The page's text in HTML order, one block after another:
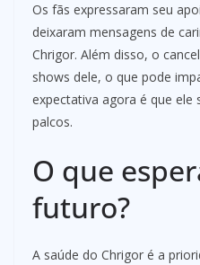
Os fãs expressaram seu
deixaram mensagens de
Chrigor. Além disso, o
shows dele, o que pode
expectativa agora é que ele
palcos.
O que
futuro?
A saúde do Chrigor é a